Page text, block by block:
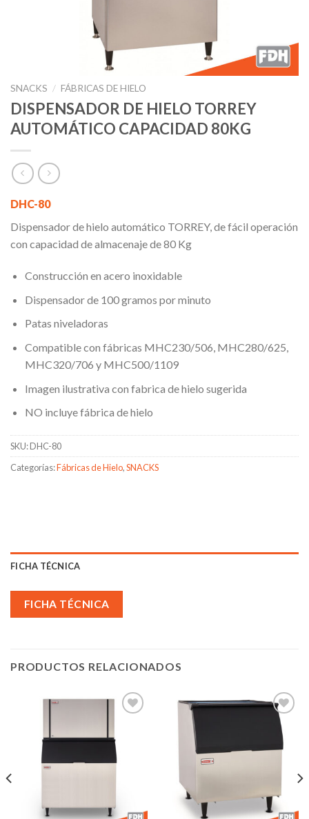
SNACKS / FÁBRICAS DE HIELO
DISPENSADOR DE HIELO TORREY
AUTOMÁTICO CAPACIDAD 80KG
DHC-80
Dispensador de hielo automático TORREY, de fácil operación
con capacidad de almacenaje de 80 Kg
Construcción en acero inoxidable
Dispensador de 100 gramos por minuto
Patas niveladoras
Compatible con fábricas MHC230/506, MHC280/625,
MHC320/706 y MHC500/1109
Imagen ilustrativa con fabrica de hielo sugerida
NO incluye fábrica de hielo
SKU:DHC-80
Categorías:Fábricas de Hielo,SNACKS
FICHA TÉCNICA
FICHA TÉCNICA
PRODUCTOS RELACIONADOS
Añadir
Añadir